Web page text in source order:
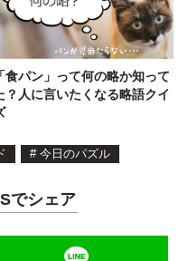
「食パン」って何の略か知って
？人に言いたくなる略語クイ
# 今日のパズル
でシェア